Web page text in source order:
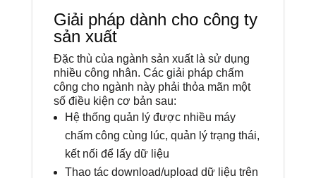
Giải pháp dành cho công ty
sản xuất
Đặc thù của ngành sản xuất là sử dụng
nhiều công nhân. Các giải pháp chấm
công cho ngành này phải thỏa mãn một
số điều kiện cơ bản sau:
Hệ thống quản lý được nhiều máy
chấm công cùng lúc, quản lý trạng thái,
kết nối để lấy dữ liệu
Thao tác download/upload dữ liệu trên